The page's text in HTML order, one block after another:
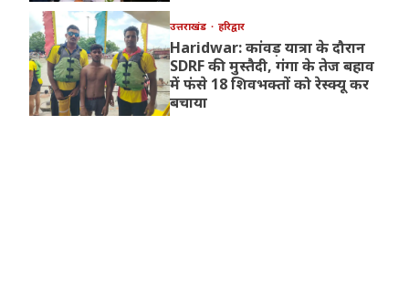
उत्तराखंड हरिद्वार
Haridwar: कांवड़ यात्रा के दौरान
SDRF की मुस्तैदी, गंगा के तेज बहाव
में फंसे 18 शिवभक्तों को रेस्क्यू कर
बचाया